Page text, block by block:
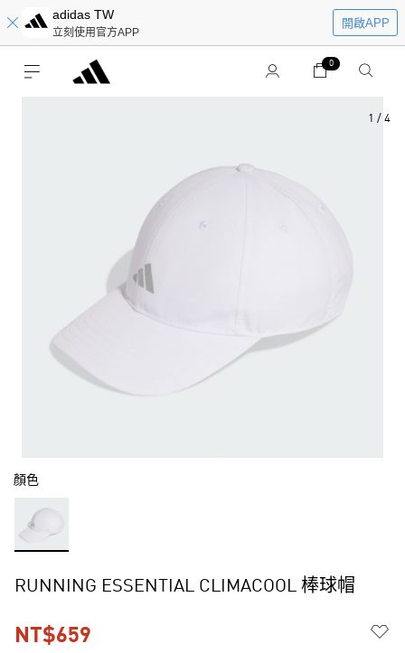
adidas TW
立刻使用官方APP
開啟APP
0
1 / 4
顏色
RUNNING ESSENTIAL CLIMACOOL 棒球帽
NT$659